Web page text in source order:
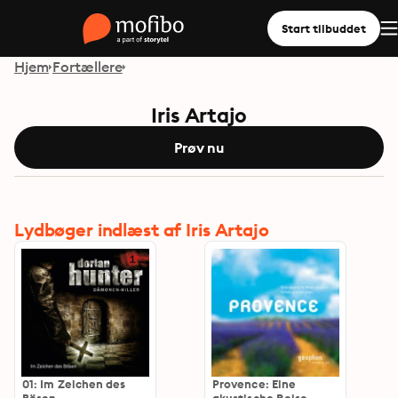
Start tilbuddet
Hjem Fortællere
Iris Artajo
Prøv nu
Lydbøger indlæst af Iris Artajo
01: Im Zeichen des
Provence: Eine